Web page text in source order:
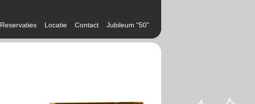
Reservaties Locatie Contact Jubileum "50"